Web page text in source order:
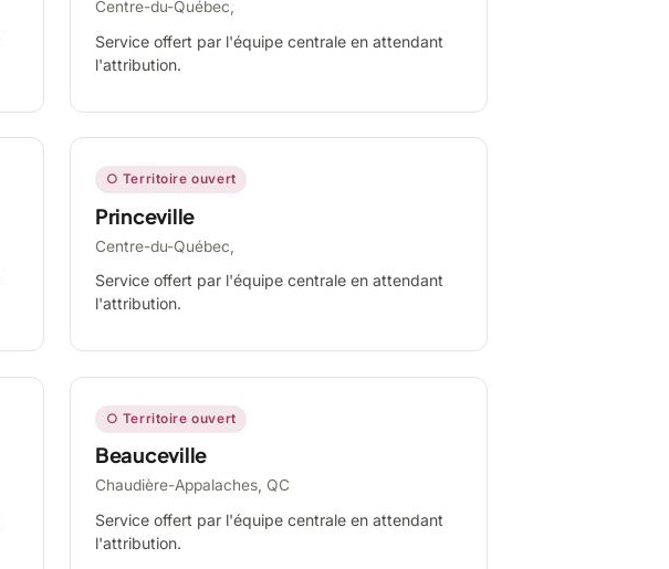
Centre-du-Québec,
Service offert par l'équipe centrale en attendant
l'attribution.
○ Territoire ouvert
Princeville
Centre-du-Québec,
Service offert par l'équipe centrale en attendant
l'attribution.
○ Territoire ouvert
Beauceville
Chaudière-Appalaches, QC
Service offert par l'équipe centrale en attendant
l'attribution.